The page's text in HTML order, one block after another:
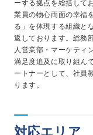
ーする拠点を総括して
業員の物心両面の幸福
る」を体現する組織と
返しております。総務
人営業部・マーケティ
満足度追及に取り組ん
ートナーとして、社員
ります。
対応エリア